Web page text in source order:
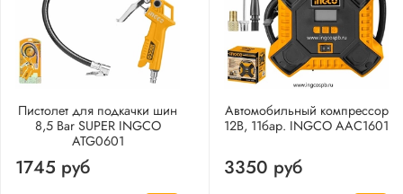
Пистолет для подкачки шин
8,5 Bar SUPER INGCO
ATG0601
1745 руб
Автомобильный компрессор
12В, 11бар. INGCO AAC1601
3350 руб